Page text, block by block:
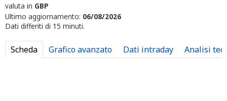
valuta in GBP
Ultimo aggiornamento: 06/08/2026
Dati differiti di 15 minuti.
Scheda Grafico avanzato Dati intraday Analisi